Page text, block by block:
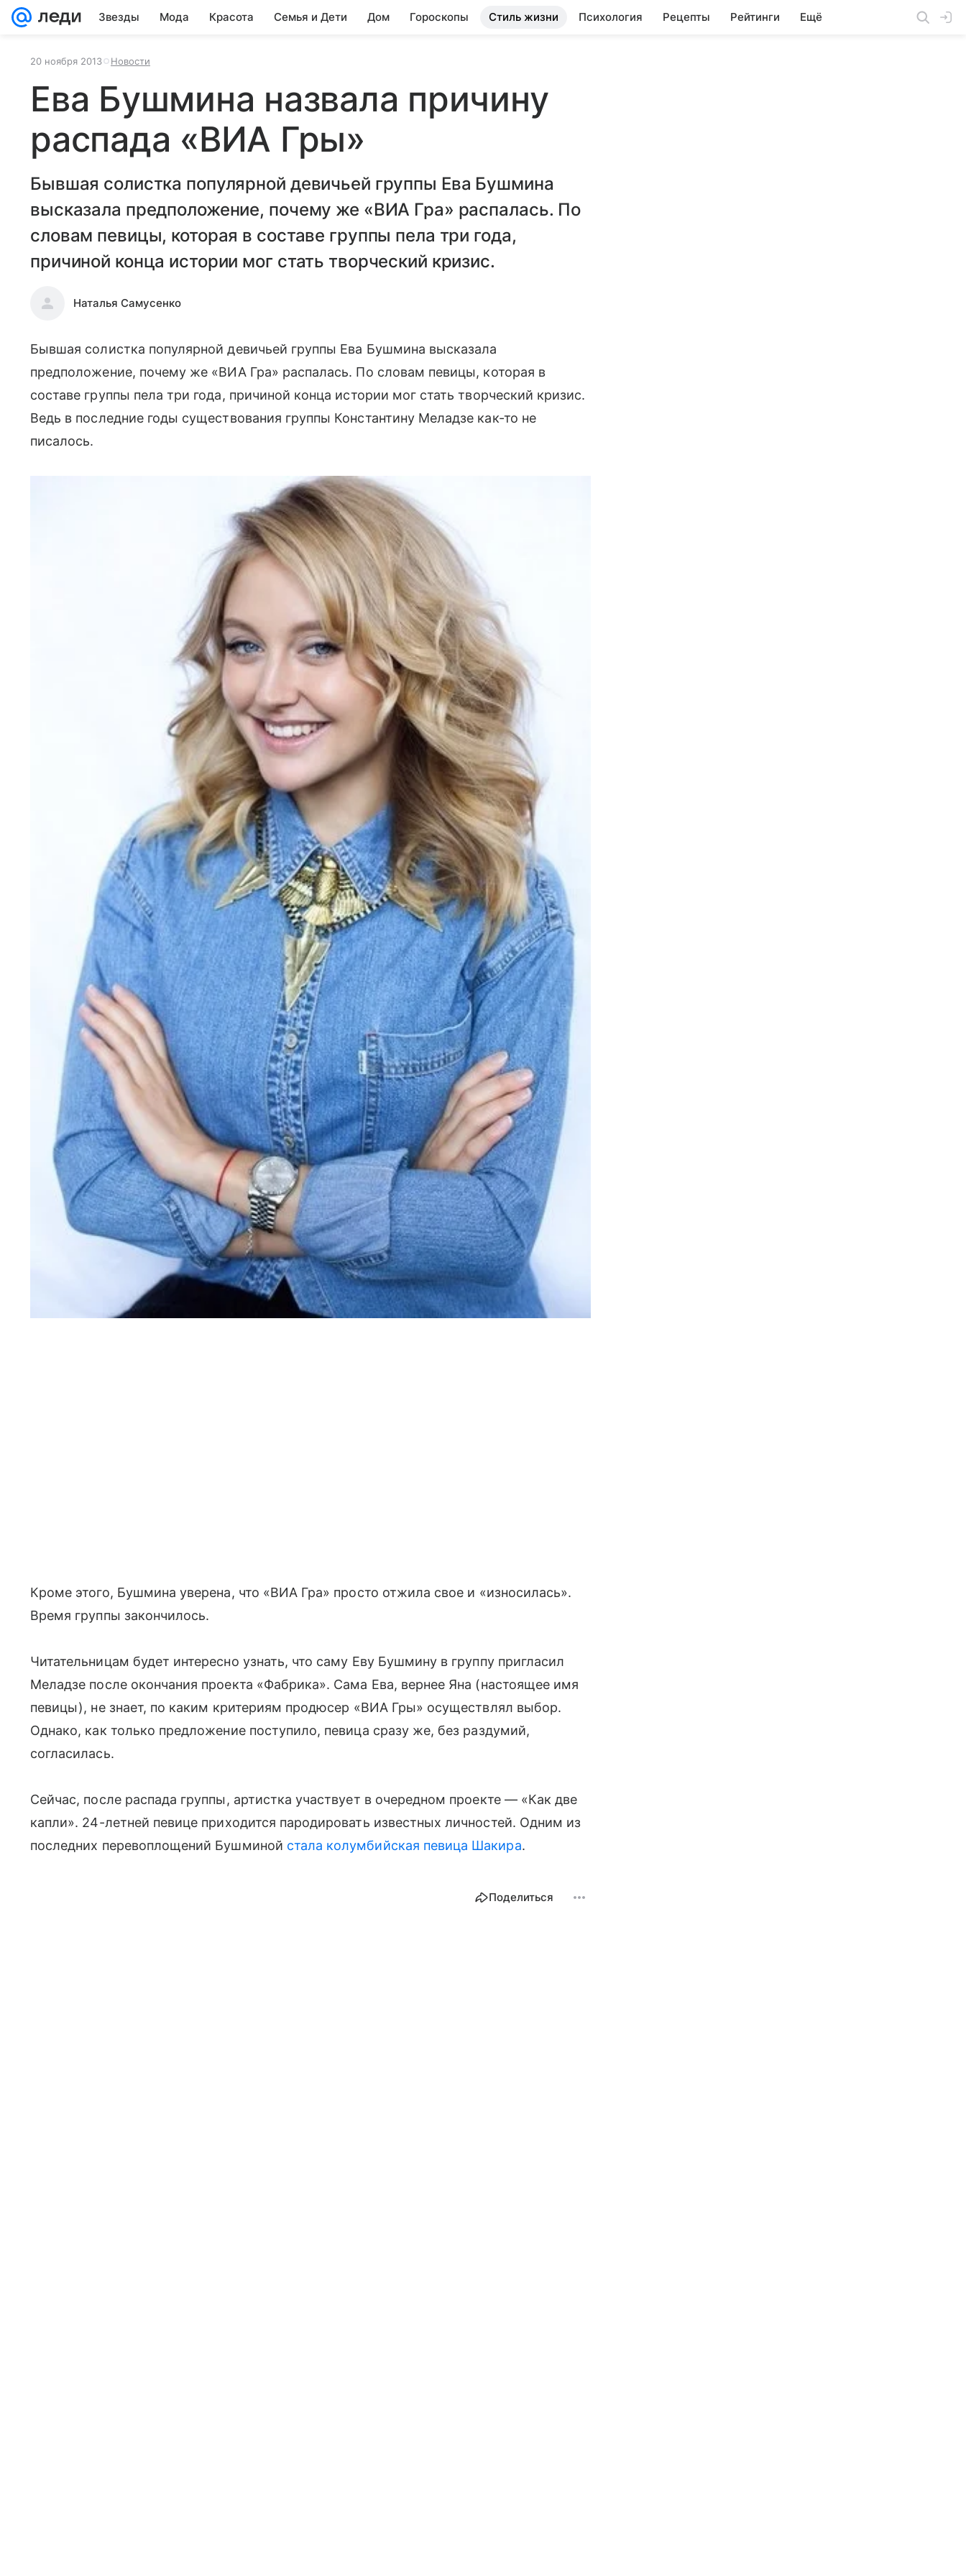
Звезды Мода Красота Семья и Дети Дом Гороскопы Стиль жизни Психология Рецепты Рейтинги Ещё
20 ноября 2013 Новости
Ева Бушмина назвала причину
распада «ВИА Гры»
Бывшая солистка популярной девичьей группы Ева Бушмина
высказала предположение, почему же «ВИА Гра» распалась. По
словам певицы, которая в составе группы пела три года,
причиной конца истории мог стать творческий кризис.
Наталья Самусенко
Бывшая солистка популярной девичьей группы Ева Бушмина высказала
предположение, почему же «ВИА Гра» распалась. По словам певицы, которая в
составе группы пела три года, причиной конца истории мог стать творческий кризис.
Ведь в последние годы существования группы Константину Меладзе как-то не
писалось.
Кроме этого, Бушмина уверена, что «ВИА Гра» просто отжила свое и «износилась».
Время группы закончилось.
Читательницам будет интересно узнать, что саму Еву Бушмину в группу пригласил
Меладзе после окончания проекта «Фабрика». Сама Ева, вернее Яна (настоящее имя
певицы), не знает, по каким критериям продюсер «ВИА Гры» осуществлял выбор.
Однако, как только предложение поступило, певица сразу же, без раздумий,
согласилась.
Сейчас, после распада группы, артистка участвует в очередном проекте — «Как две
капли». 24-летней певице приходится пародировать известных личностей. Одним из
последних перевоплощений Бушминой стала колумбийская певица Шакира.
Поделиться